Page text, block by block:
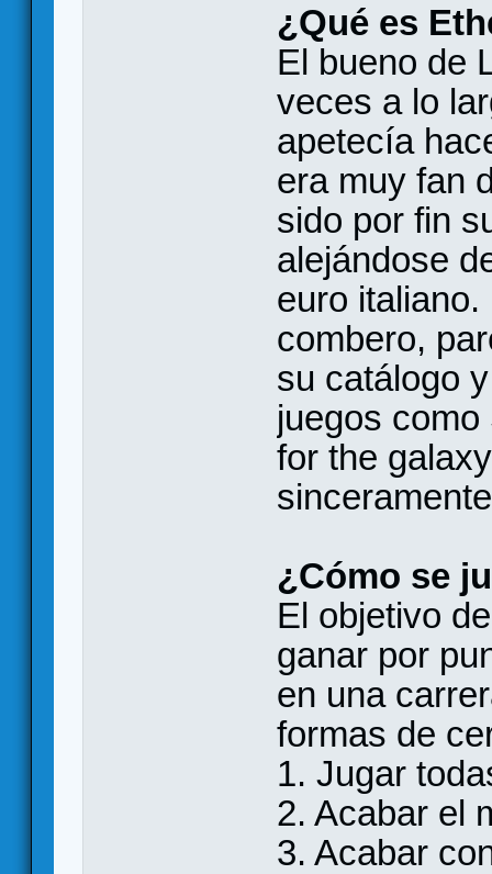
¿Qué es
El bueno de
veces a lo
apetecía
era muy fan
sido por fin
alejándose
euro
combero,
su catálogo
juegos
for the
¿Cómo se
El objetivo
ganar por
en una
formas de
1. Jugar
2. Acabar el
3. Acabar